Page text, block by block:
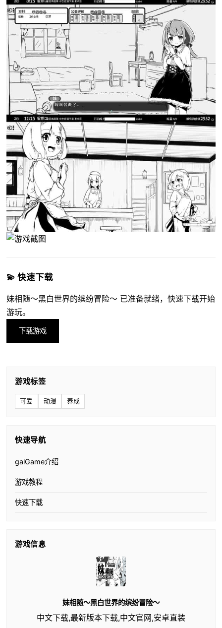
💫 快速下载
妹相随～黑白世界的缤纷冒险～ 已准备就绪，快速下载开始
游玩。
下载游戏
游戏标签
可爱 动漫 养成
快速导航
galGame介绍
游戏教程
快速下载
游戏信息
妹相随～黑白世界的缤纷冒险～
中文下载,最新版本下载,中文官网,安卓直装